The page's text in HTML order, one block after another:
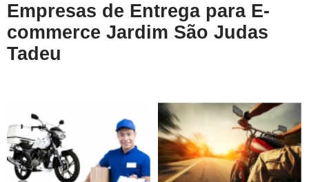
Empresas de Entrega para E-
commerce Jardim São Judas
Tadeu